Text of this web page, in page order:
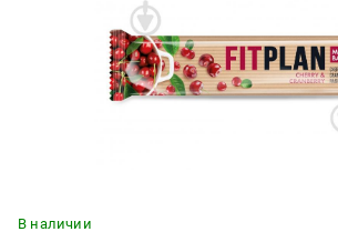
В наличии